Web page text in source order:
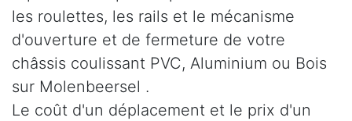
les roulettes, les rails et le mécanisme
d'ouverture et de fermeture de votre
châssis coulissant PVC, Aluminium ou Bois
sur Molenbeersel .
Le coût d'un déplacement et le prix d'un